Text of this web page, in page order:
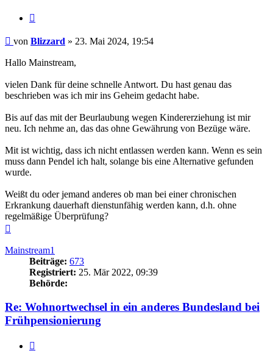
Beitrag
von Blizzard » 23. Mai 2024, 19:54
Hallo Mainstream,
vielen Dank für deine schnelle Antwort. Du hast genau das
beschrieben was ich mir ins Geheim gedacht habe.
Bis auf das mit der Beurlaubung wegen Kindererziehung ist mir
neu. Ich nehme an, das das ohne Gewährung von Bezüge wäre.
Mit ist wichtig, dass ich nicht entlassen werden kann. Wenn es sein
muss dann Pendel ich halt, solange bis eine Alternative gefunden
wurde.
Weißt du oder jemand anderes ob man bei einer chronischen
Erkrankung dauerhaft dienstunfähig werden kann, d.h. ohne
regelmäßige Überprüfung?
Mainstream1
Beiträge: 673
Registriert: 25. Mär 2022, 09:39
Behörde:
Re: Wohnortwechsel in ein anderes Bundesland bei
Frühpensionierung